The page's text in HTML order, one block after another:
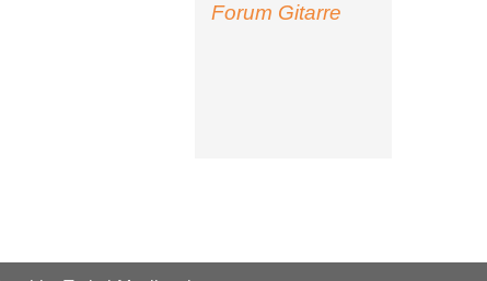
Forum Gitarre